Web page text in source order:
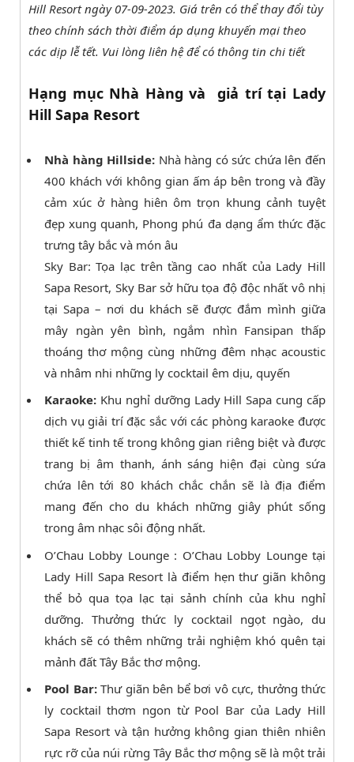
Hill Resort ngày 07-09-2023. Giá trên có thể thay đổi tùy
theo chính sách thời điểm áp dụng khuyến mại theo
các dịp lễ tết. Vui lòng liên hệ để có thông tin chi tiết
Hạng mục Nhà Hàng và giả trí tại Lady
Hill Sapa Resort
Nhà hàng Hillside: Nhà hàng có sức chứa lên đến
400 khách với không gian ấm áp bên trong và đầy
cảm xúc ở hàng hiên ôm trọn khung cảnh tuyệt
đẹp xung quanh, Phong phú đa dạng ẩm thức đặc
trưng tây bắc và món âu
Sky Bar: Tọa lạc trên tầng cao nhất của Lady Hill
Sapa Resort, Sky Bar sở hữu tọa độ độc nhất vô nhị
tại Sapa – nơi du khách sẽ được đắm mình giữa
mây ngàn yên bình, ngắm nhìn Fansipan thấp
thoáng thơ mộng cùng những đêm nhạc acoustic
và nhâm nhi những ly cocktail êm dịu, quyến
Karaoke: Khu nghỉ dưỡng Lady Hill Sapa cung cấp
dịch vụ giải trí đặc sắc với các phòng karaoke được
thiết kế tinh tế trong không gian riêng biệt và được
trang bị âm thanh, ánh sáng hiện đại cùng sứa
chứa lên tới 80 khách chắc chắn sẽ là địa điểm
mang đến cho du khách những giây phút sống
trong âm nhạc sôi động nhất.
O’Chau Lobby Lounge : O’Chau Lobby Lounge tại
Lady Hill Sapa Resort là điểm hẹn thư giãn không
thể bỏ qua tọa lạc tại sảnh chính của khu nghỉ
dưỡng. Thưởng thức ly cocktail ngọt ngào, du
khách sẽ có thêm những trải nghiệm khó quên tại
mảnh đất Tây Bắc thơ mộng.
Pool Bar:Thư giãn bên bể bơi vô cực, thưởng thức
ly cocktail thơm ngon từ Pool Bar của Lady Hill
Sapa Resort và tận hưởng không gian thiên nhiên
rực rỡ của núi rừng Tây Bắc thơ mộng sẽ là một trải